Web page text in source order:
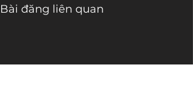
Bài đăng liên quan